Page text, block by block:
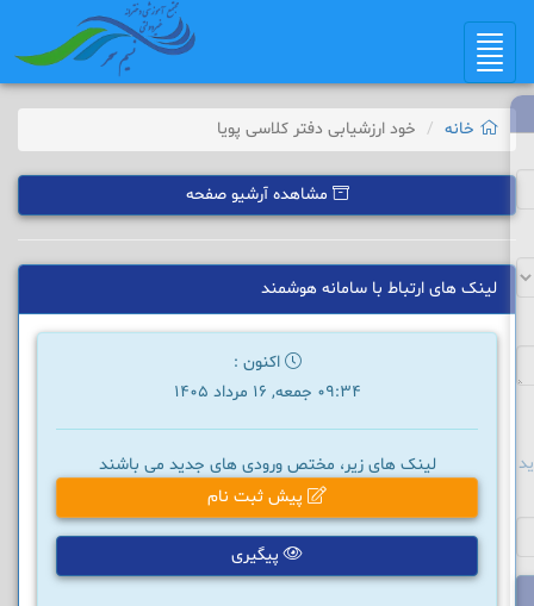
Toggle
navigation
خانه خود ارزشیابی دفتر کلاسی پویا
مشاهده آرشیو صفحه
لینک های ارتباط با سامانه هوشمند
اکنون :
09:34 جمعه, 16 مرداد 1405
لینک های زیر، مختص ورودی های جدید می باشند
پیش ثبت نام
پیگیری